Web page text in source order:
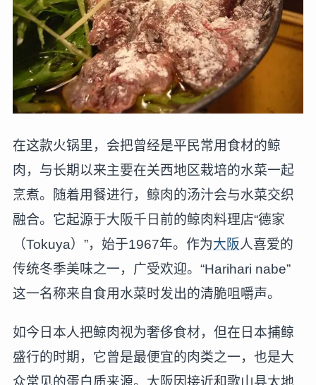
在这款火锅里，会把曾经是平民常用食材的鲸
肉，与长期以来主要在关西地区栽培的水菜一起
烹煮。随着用餐进行，鲸肉的汤汁会与水菜交织
融合。它起源于大阪千日前的鲸肉料理店“德家
（Tokuya）”，始于1967年。作为大阪人喜爱的
传统冬季美味之一，广受欢迎。“Harihari nabe”
这一名称来自食用水菜时发出的清脆咀嚼声。
如今日本人把鲸肉视为奢侈食材，但在日本捕鲸
盛行的时期，它曾是最便宜的肉类之一，也是大
众常见的蛋白质来源。大阪因接近和歌山县太地